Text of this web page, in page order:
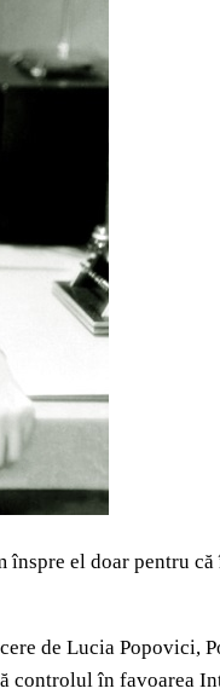
înspre el doar pentru
de Lucia Popovici,
în favoarea